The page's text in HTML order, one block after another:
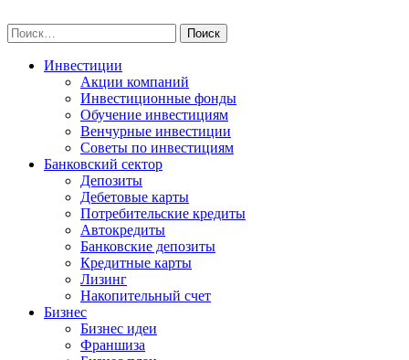
to
content
Найти:
Инвестиции
Акции компаний
Инвестиционные фонды
Обучение инвестициям
Венчурные инвестиции
Советы по инвестициям
Банковский сектор
Депозиты
Дебетовые карты
Потребительские кредиты
Автокредиты
Банковские депозиты
Кредитные карты
Лизинг
Накопительный счет
Бизнес
Бизнес идеи
Франшиза